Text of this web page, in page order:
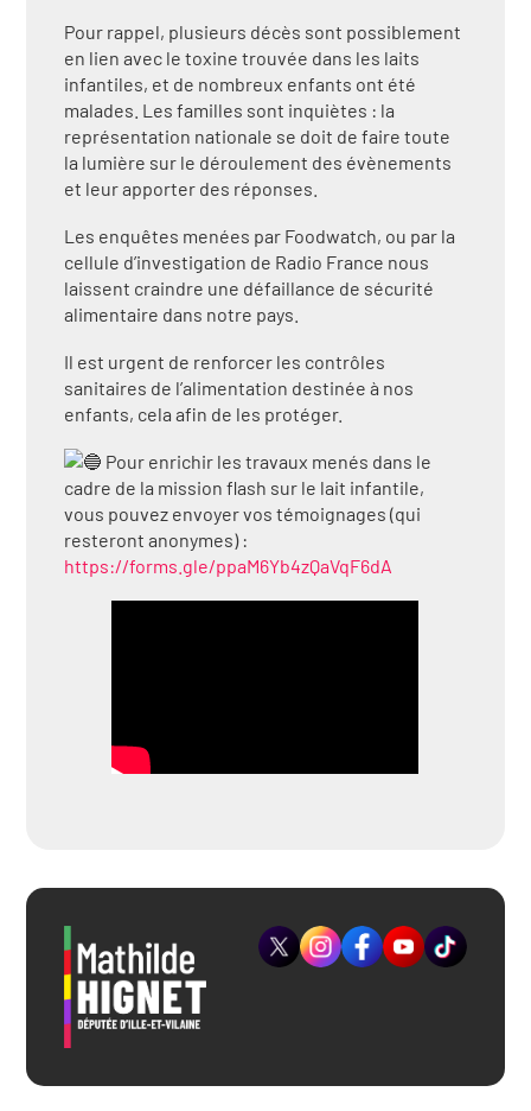
Pour rappel, plusieurs décès sont possiblement
en lien avec le toxine trouvée dans les laits
infantiles, et de nombreux enfants ont été
malades. Les familles sont inquiètes : la
représentation nationale se doit de faire toute
la lumière sur le déroulement des évènements
et leur apporter des réponses.
Les enquêtes menées par Foodwatch, ou par la
cellule d’investigation de Radio France nous
laissent craindre une défaillance de sécurité
alimentaire dans notre pays.
Il est urgent de renforcer les contrôles
sanitaires de l’alimentation destinée à nos
enfants, cela afin de les protéger.
Pour enrichir les travaux menés dans le
cadre de la mission flash sur le lait infantile,
vous pouvez envoyer vos témoignages (qui
resteront anonymes) :
https://forms.gle/ppaM6Yb4zQaVqF6dA